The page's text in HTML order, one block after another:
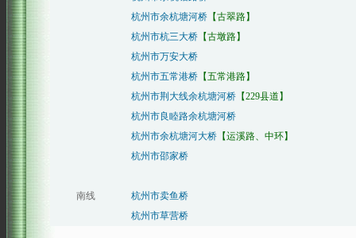
杭州市余杭塘河桥 【古翠路】
杭州市杭三大桥 【古墩路】
杭州市万安大桥
杭州市五常港桥 【五常港路】
杭州市荆大线余杭塘河桥 【229县道】
杭州市良睦路余杭塘河桥
杭州市余杭塘河大桥 【运溪路、中环】
杭州市邵家桥
南线
杭州市卖鱼桥
杭州市草营桥